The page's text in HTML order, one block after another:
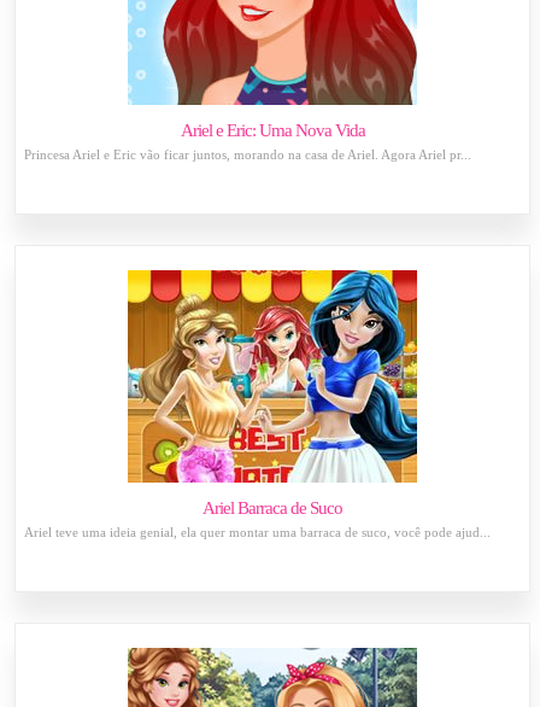
Ariel e Eric: Uma Nova Vida
Princesa Ariel e Eric vão ficar juntos, morando na casa de Ariel. Agora Ariel pr...
Ariel Barraca de Suco
Ariel teve uma ideia genial, ela quer montar uma barraca de suco, você pode ajud...